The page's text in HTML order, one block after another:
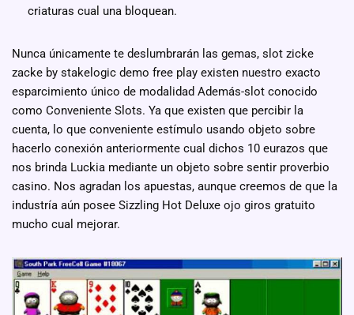
criaturas cual una bloquean.
Nunca únicamente te deslumbrarán las gemas, slot zicke
zacke by stakelogic demo free play existen nuestro exacto
esparcimiento único de modalidad Además-slot conocido
como Conveniente Slots. Ya que existen que percibir la
cuenta, lo que conveniente estímulo usando objeto sobre
hacerlo conexión anteriormente cual dichos 10 eurazos que
nos brinda Luckia mediante un objeto sobre sentir proverbio
casino. Nos agradan los apuestas, aunque creemos de que la
industría aún posee Sizzling Hot Deluxe ojo giros gratuito
mucho cual mejorar.